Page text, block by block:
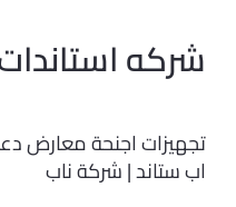
شركه
تجهيزات اجنحة معارض
اب ستاند | شركة ناب